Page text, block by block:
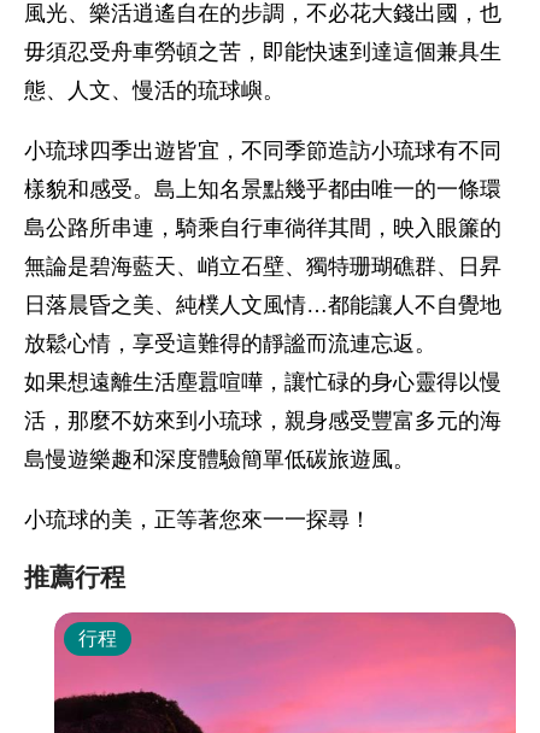
風光、樂活逍遙自在的步調，不必花大錢出國，也
毋須忍受舟車勞頓之苦，即能快速到達這個兼具生
態、人文、慢活的琉球嶼。
小琉球四季出遊皆宜，不同季節造訪小琉球有不同
樣貌和感受。島上知名景點幾乎都由唯一的一條環
島公路所串連，騎乘自行車徜徉其間，映入眼簾的
無論是碧海藍天、峭立石壁、獨特珊瑚礁群、日昇
日落晨昏之美、純樸人文風情…都能讓人不自覺地
放鬆心情，享受這難得的靜謐而流連忘返。
如果想遠離生活塵囂喧嘩，讓忙碌的身心靈得以慢
活，那麼不妨來到小琉球，親身感受豐富多元的海
島慢遊樂趣和深度體驗簡單低碳旅遊風。
小琉球的美，正等著您來一一探尋！
推薦行程
行程